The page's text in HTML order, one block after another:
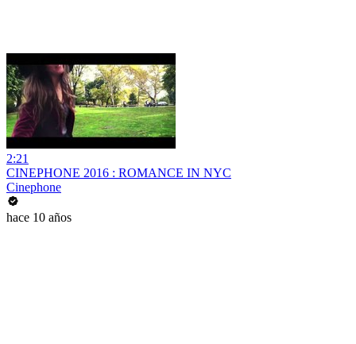
2:21
CINEPHONE 2016 : ROMANCE IN NYC
Cinephone
hace 10 años